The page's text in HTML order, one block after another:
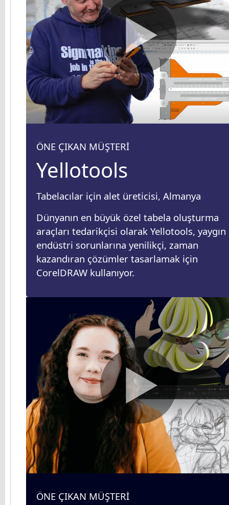
ÖNE ÇIKAN MÜŞTERİ
Yellotools
Tabelacılar için alet üreticisi, Almanya
Dünyanın en büyük özel tabela oluşturma
araçları tedarikçisi olarak Yellotools, yaygın
endüstri sorunlarına yenilikçi, zaman
kazandıran çözümler tasarlamak için
CorelDRAW kullanıyor.
ÖNE ÇIKAN MÜŞTERİ